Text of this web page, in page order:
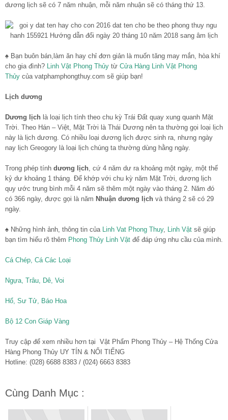
dương lịch sẽ có 7 năm nhuận, mỗi năm nhuận sẽ có tháng thứ 13.
♠ Bạn buôn bán,làm ăn hay chỉ đơn giản là muốn tăng may mắn, hòa khí
cho gia đình? Linh Vật Phong Thủy từ Cửa Hàng Linh Vật Phong
Thủy của vatphamphongthuy.com sẽ giúp bạn!
Lịch dương
Dương lịch là loại lịch tính theo chu kỳ Trái Đất quay xung quanh Mặt
Trời. Theo Hán – Việt, Mặt Trời là Thái Dương nên ta thường gọi loại lịch
này là lịch dương. Có nhiều loại dương lịch được sinh ra, nhưng ngày
nay lịch Greogory là loại lịch chúng ta thường dùng hằng ngày.
Trong phép tính dương lịch , cứ 4 năm dư ra khoảng một ngày, một thế
kỷ dư khoảng 1 tháng. Để khớp với chu kỳ năm Mặt Trời, dương lịch
quy ước trung bình mỗi 4 năm sẽ thêm một ngày vào tháng 2. Năm đó
có 366 ngày, được gọi là năm Nhuận dương lịch và tháng 2 sẽ có 29
ngày.
♠ Những hình ảnh, thông tin của Linh Vat Phong Thuy, Linh Vật sẽ giúp
bạn tìm hiểu rõ thêm Phong Thủy Linh Vật để đáp ứng nhu cầu của mình.
Cá Chép, Cá Các Loại
Ngựa, Trâu, Dê, Voi
Hổ, Sư Tử, Báo Hoa
Bộ 12 Con Giáp Vàng
Truy cập để xem nhiều hơn tại Vật Phẩm Phong Thủy – Hệ Thống Cửa
Hàng Phong Thủy UY TÍN & NỔI TIẾNG
Hotline: (028) 6688 8383 / (024) 6663 8383
Cùng Danh Mục :